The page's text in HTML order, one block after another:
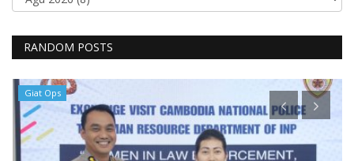
RANDOM POSTS
Giat Ops